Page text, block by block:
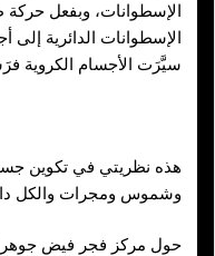
الإسطوانات، وبفعل
الإسطوانات الدائرية إلى
سيَّرَت الأجسام الكروية
هذه نظريتي في تكوين
وشموس ومجرات والكل
حول مركز فجر فيض جوهر